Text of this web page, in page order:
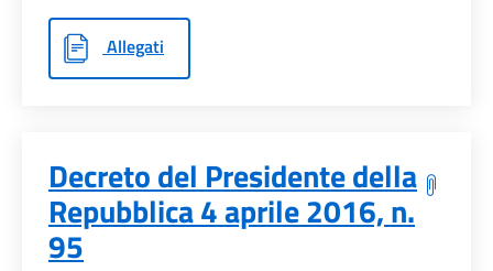
Allegati
Decreto del Presidente della
Repubblica 4 aprile 2016, n.
95